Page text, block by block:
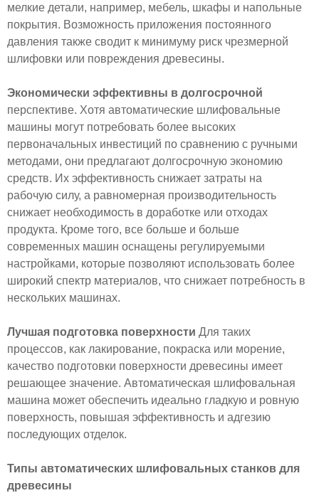
мелкие детали, например, мебель, шкафы и напольные
покрытия. Возможность приложения постоянного
давления также сводит к минимуму риск чрезмерной
шлифовки или повреждения древесины.
Экономически эффективны в долгосрочной
перспективе. Хотя автоматические шлифовальные
машины могут потребовать более высоких
первоначальных инвестиций по сравнению с ручными
методами, они предлагают долгосрочную экономию
средств. Их эффективность снижает затраты на
рабочую силу, а равномерная производительность
снижает необходимость в доработке или отходах
продукта. Кроме того, все больше и больше
современных машин оснащены регулируемыми
настройками, которые позволяют использовать более
широкий спектр материалов, что снижает потребность в
нескольких машинах.
Лучшая подготовка поверхности Для таких
процессов, как лакирование, покраска или морение,
качество подготовки поверхности древесины имеет
решающее значение. Автоматическая шлифовальная
машина может обеспечить идеально гладкую и ровную
поверхность, повышая эффективность и адгезию
последующих отделок.
Типы автоматических шлифовальных станков для
древесины